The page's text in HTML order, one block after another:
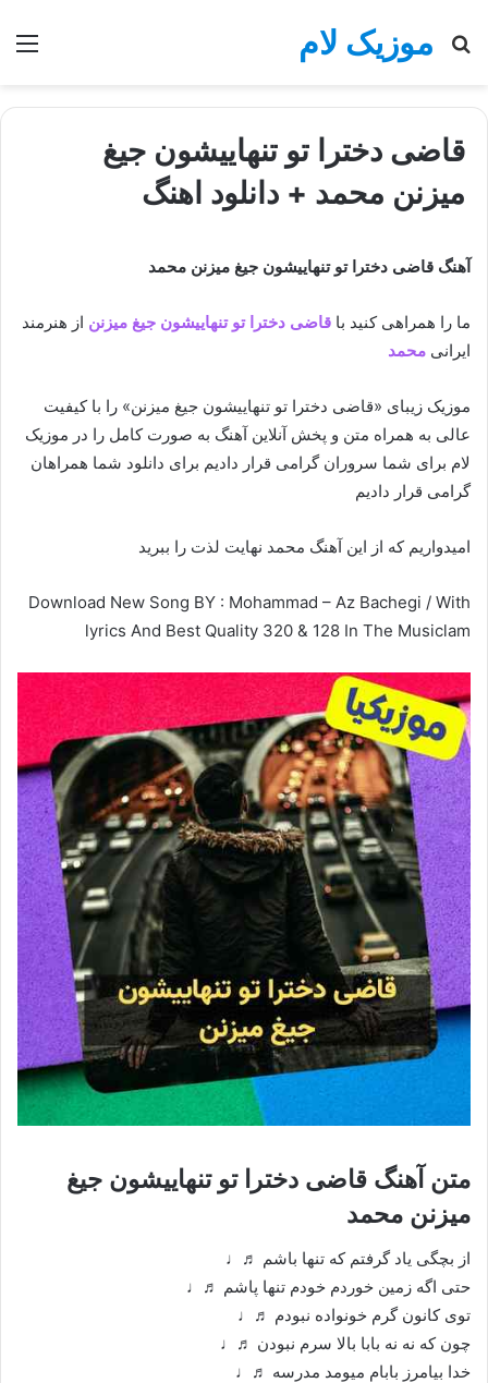
موزیک لام
جستجو
قاضی دخترا تو تنهاییشون جیغ
میزنن محمد + دانلود اهنگ
آهنگ قاضی دخترا تو تنهاییشون جیغ میزنن محمد
ما را همراهی کنید با قاضی دخترا تو تنهاییشون جیغ میزنن از هنرمند
ایرانی محمد
موزیک زیبای «قاضی دخترا تو تنهاییشون جیغ میزنن» را با کیفیت
عالی به همراه متن و پخش آنلاین آهنگ به صورت کامل را در موزیک
لام برای شما سروران گرامی قرار دادیم برای دانلود شما همراهان
گرامی قرار دادیم
امیدواریم که از این آهنگ محمد نهایت لذت را ببرید
Download New Song BY : Mohammad – Az Bachegi / With
lyrics And Best Quality 320 & 128 In The Musiclam
متن آهنگ قاضی دخترا تو تنهاییشون جیغ
میزنن محمد
از بچگی یاد گرفتم که تنها باشم ♬♩
حتی اگه زمین خوردم خودم تنها پاشم ♬♩
توی کانون گرم خونواده نبودم ♬♩
چون که نه نه بابا بالا سرم نبودن ♬♩
خدا بیامرز بابام میومد مدرسه ♬♩